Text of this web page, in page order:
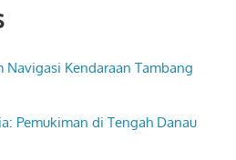
Navigasi Kendaraan Tambang
Pemukiman di Tengah Danau